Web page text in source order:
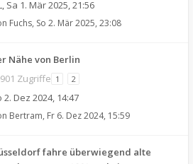
, Sa 1. Mär 2025, 21:56
Fuchs, So 2. Mär 2025, 23:08
Nähe von Berlin
Zugriffe 1 2
2. Dez 2024, 14:47
Bertram, Fr 6. Dez 2024, 15:59
fahre überwiegend alte